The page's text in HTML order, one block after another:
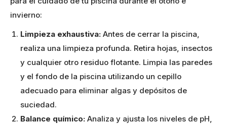
invierno:
Limpieza exhaustiva: Antes de cerrar la piscina,
realiza una limpieza profunda. Retira hojas, insectos
y cualquier otro residuo flotante. Limpia las paredes
y el fondo de la piscina utilizando un cepillo
adecuado para eliminar algas y depósitos de
suciedad.
Balance químico: Analiza y ajusta los niveles de pH,